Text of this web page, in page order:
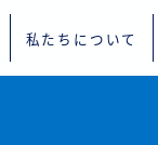
私たちについて